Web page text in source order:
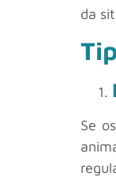
da
Se